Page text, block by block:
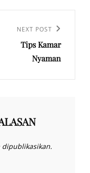
NEXT POST
Tips Kamar
Nyaman
dipublikasikan.